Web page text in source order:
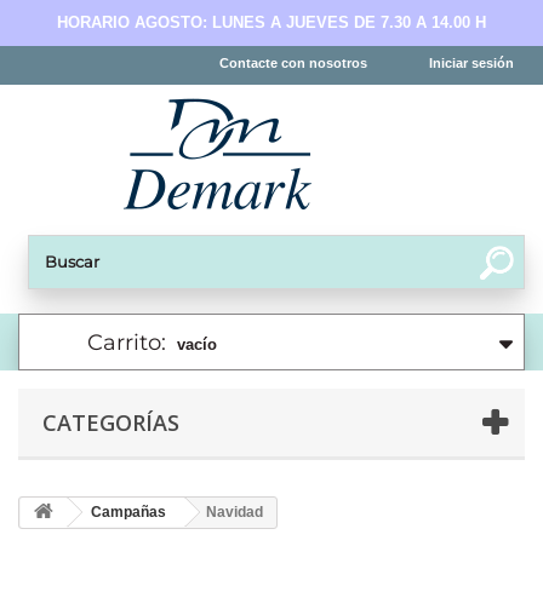
HORARIO AGOSTO: LUNES A JUEVES DE 7.30 A 14.00 H
Iniciar sesión
Contacte con nosotros
Carrito: vacío
CATEGORÍAS
Campañas Navidad